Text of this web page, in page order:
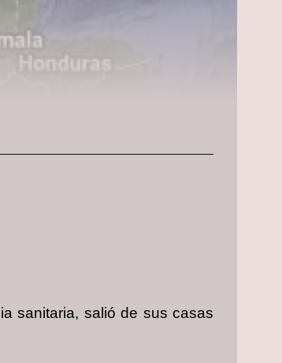
sanitaria, salió de sus casas